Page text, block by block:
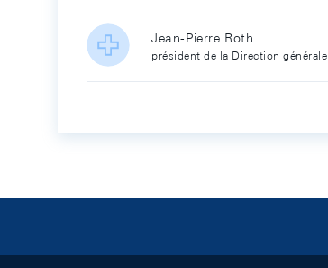
Jean-Pierre Roth
président de la Direction générale